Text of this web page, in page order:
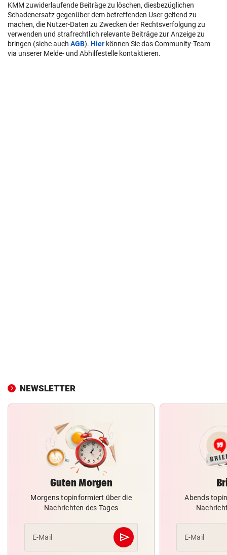
KMM zuwiderlaufende Beiträge zu löschen, diesbezüglichen
Schadenersatz gegenüber dem betreffenden User geltend zu
machen, die Nutzer-Daten zu Zwecken der Rechtsverfolgung zu
verwenden und strafrechtlich relevante Beiträge zur Anzeige zu
bringen (siehe auch AGB). Hier können Sie das Community-Team
via unserer Melde- und Abhilfestelle kontaktieren.
NEWSLETTER
Guten Morgen
Morgens topinformiert über die
Nachrichten des Tages
E-Mail send
Abschicken
Abends
E-Mail